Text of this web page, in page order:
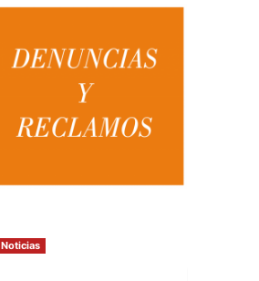
Noticias